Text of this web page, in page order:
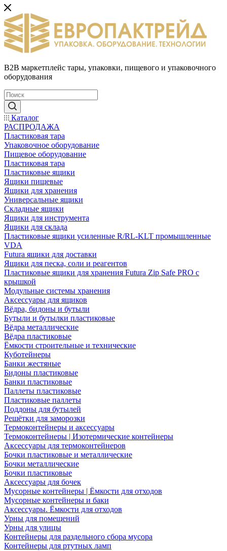
B2B маркетплейс тары, упаковки, пищевого и упаковочного
оборудования
Каталог
РАСПРОДАЖА
Пластиковая тара
Упаковочное оборудование
Пищевое оборудование
Пластиковая тара
Пластиковые ящики
Ящики пищевые
Ящики для хранения
Универсальные ящики
Складные ящики
Ящики для инструмента
Ящики для склада
Пластиковые ящики усиленные R/RL-KLT промышленные
VDA
Futura ящики для доставки
Ящики для песка, соли и реагентов
Пластиковые ящики для хранения Futura Zip Safe PRO с
крышкой
Модульные системы хранения
Аксессуары для ящиков
Вёдра, бидоны и бутыли
Бутыли и бутылки пластиковые
Вёдра металлические
Вёдра пластиковые
Ёмкости строительные и технические
Куботейнеры
Банки жестяные
Бидоны пластиковые
Банки пластиковые
Паллеты пластиковые
Пластиковые паллеты
Поддоны для бутылей
Решётки для заморозки
Термоконтейнеры и аксессуары
Термоконтейнеры | Изотермические контейнеры
Аксессуары для термоконтейнеров
Бочки пластиковые и металлические
Бочки металлические
Бочки пластиковые
Аксессуары для бочек
Мусорные контейнеры | Ёмкости для отходов
Мусорные контейнеры и баки
Аксессуары. Ёмкости для отходов
Урны для помещений
Урны для улицы
Контейнеры для раздельного сбора мусора
Контейнеры для ртутных ламп